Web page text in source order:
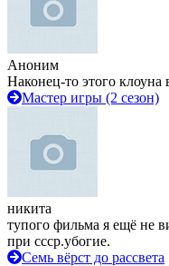
Аноним
Наконец-то этого клоуна
Мастер игры (2 сезон)
никита
тупого фильма я ещё не
при ссср.убогие.
Семь вёрст до рассвета